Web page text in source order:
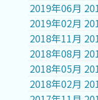
2019年06月
2019年02月
2018年11月
2018年08月
2018年05月
2018年02月